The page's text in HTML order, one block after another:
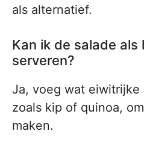
als alternatief.
Kan ik de salade
serveren?
Ja, voeg wat
zoals kip of quinoa,
maken.